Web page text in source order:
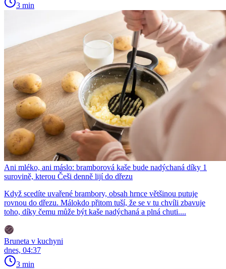
3 min
Ani mléko, ani máslo: bramborová kaše bude nadýchaná díky 1
surovině, kterou Češi denně lijí do dřezu
Když scedíte uvařené brambory, obsah hrnce většinou putuje
rovnou do dřezu. Málokdo přitom tuší, že se v tu chvíli zbavuje
toho, díky čemu může být kaše nadýchaná a plná chuti....
Bruneta v kuchyni
dnes, 04:37
3 min